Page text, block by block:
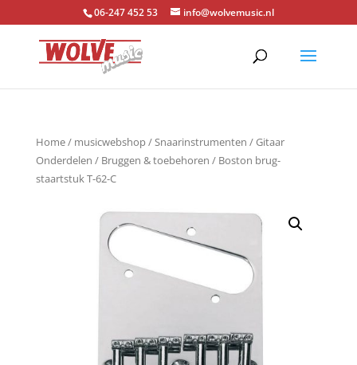
06-247 452 53 info@wolvemusic.nl
Home/ musicwebshop/Snaarinstrumenten /Gitaar
Onderdelen / Bruggen & toebehoren / Boston brug-
staartstuk T-62-C